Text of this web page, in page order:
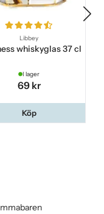
Libbey
whiskyglas 37 cl
I lager
69 kr
Köp